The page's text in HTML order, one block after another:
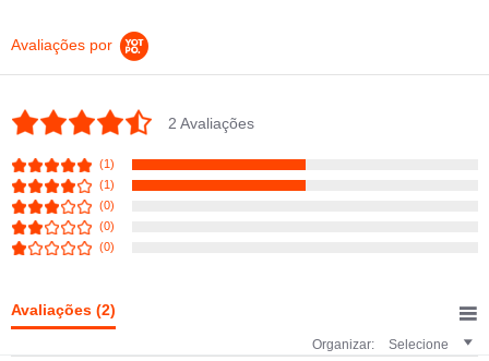
Avaliações por
4.5 star rating
2 Avaliações
(1)
(1)
(0)
(0)
(0)
Avaliações (2)
Organizar: Selecione